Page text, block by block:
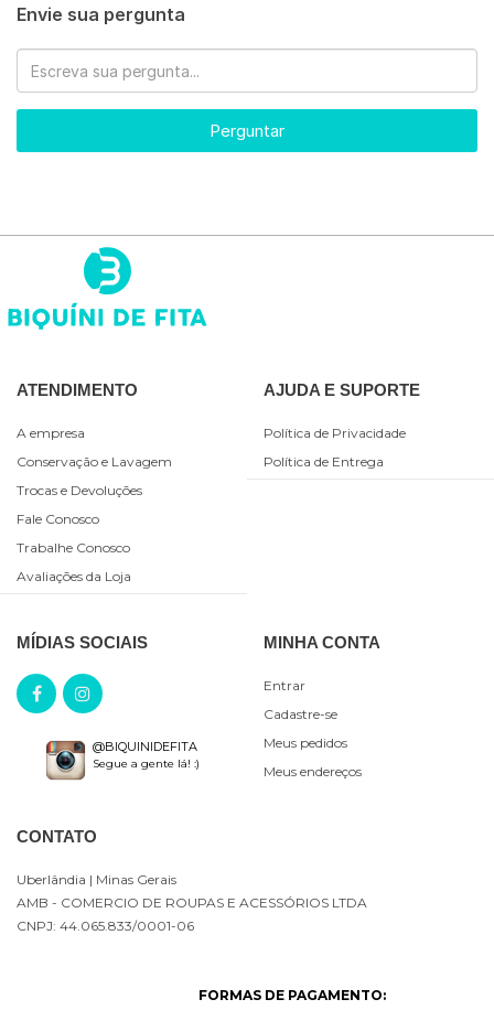
Envie sua pergunta
Perguntar
ATENDIMENTO
A empresa
Conservação e Lavagem
Trocas e Devoluções
Fale Conosco
Trabalhe Conosco
Avaliações da Loja
AJUDA E SUPORTE
Política de Privacidade
Política de Entrega
MÍDIAS SOCIAIS
@BIQUINIDEFITA
Segue a gente lá! :)
MINHA CONTA
Entrar
Cadastre-se
Meus pedidos
Meus endereços
CONTATO
Uberlândia | Minas Gerais
AMB - COMERCIO DE ROUPAS E ACESSÓRIOS LTDA
CNPJ: 44.065.833/0001-06
FORMAS DE PAGAMENTO: